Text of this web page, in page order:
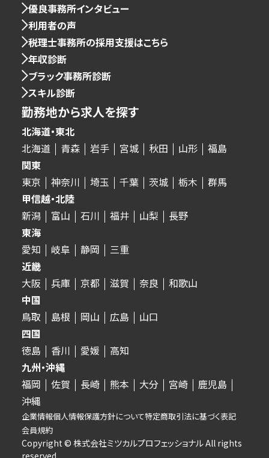
優良事務所インタビュー
利用者の声
税理士事務所の採用支援はこちら
年収診断
ブラック事務所診断
スキル診断
勤務地から求人を探す
北海道・東北
北海道
青森 岩手 宮城 秋田 山形
福島
関東
東京
神奈川 埼玉 千葉 茨城 栃木
群馬
甲信越・北陸
新潟
富山 石川 福井 山梨
長野
東海
愛知
岐阜 静岡
三重
近畿
大阪
兵庫 京都 滋賀 奈良
和歌山
中国
鳥取
島根 岡山 広島
山口
四国
徳島
香川 愛媛
高知
九州・沖縄
福岡
佐賀 長崎 熊本 大分 宮崎
鹿児島
沖縄
企業情報個人情報保護方針について特定商取引法に基づく表記
会員規約
Copyright © 株式会社ミツカルプロフェッショナル All rights
reserved.